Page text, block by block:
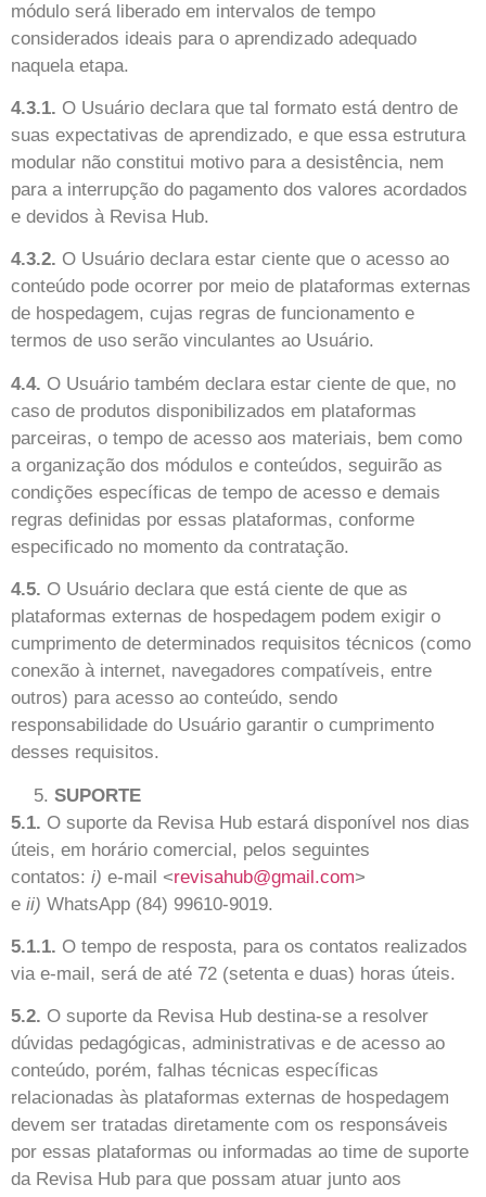
módulo será liberado em intervalos de tempo
considerados ideais para o aprendizado adequado
naquela etapa.
4.3.1. O Usuário declara que tal formato está dentro de
suas expectativas de aprendizado, e que essa estrutura
modular não constitui motivo para a desistência, nem
para a interrupção do pagamento dos valores acordados
e devidos à Revisa Hub.
4.3.2. O Usuário declara estar ciente que o acesso ao
conteúdo pode ocorrer por meio de plataformas externas
de hospedagem, cujas regras de funcionamento e
termos de uso serão vinculantes ao Usuário.
4.4. O Usuário também declara estar ciente de que, no
caso de produtos disponibilizados em plataformas
parceiras, o tempo de acesso aos materiais, bem como
a organização dos módulos e conteúdos, seguirão as
condições específicas de tempo de acesso e demais
regras definidas por essas plataformas, conforme
especificado no momento da contratação.
4.5. O Usuário declara que está ciente de que as
plataformas externas de hospedagem podem exigir o
cumprimento de determinados requisitos técnicos (como
conexão à internet, navegadores compatíveis, entre
outros) para acesso ao conteúdo, sendo
responsabilidade do Usuário garantir o cumprimento
desses requisitos.
SUPORTE
5.1. O suporte da Revisa Hub estará disponível nos dias
úteis, em horário comercial, pelos seguintes
contatos: i) e-mail <revisahub@gmail.com>
e ii) WhatsApp (84) 99610-9019.
5.1.1. O tempo de resposta, para os contatos realizados
via e-mail, será de até 72 (setenta e duas) horas úteis.
5.2. O suporte da Revisa Hub destina-se a resolver
dúvidas pedagógicas, administrativas e de acesso ao
conteúdo, porém, falhas técnicas específicas
relacionadas às plataformas externas de hospedagem
devem ser tratadas diretamente com os responsáveis
por essas plataformas ou informadas ao time de suporte
da Revisa Hub para que possam atuar junto aos